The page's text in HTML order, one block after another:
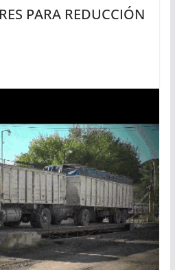
PARA REDUCCIÓN